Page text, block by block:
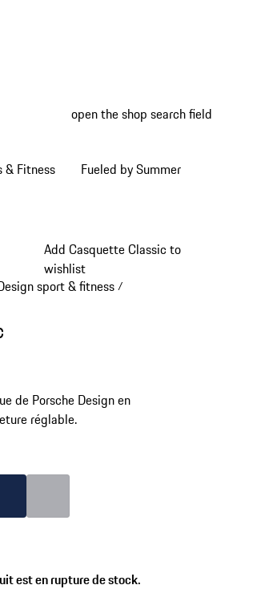
open the shop search field
& Fitness Fueled by Summer
Add Casquette Classic to
wishlist
sport & fitness/
de Porsche Design en
réglable.
est en rupture de stock.